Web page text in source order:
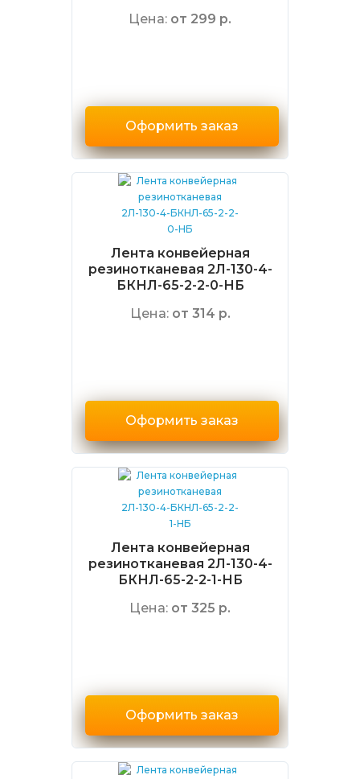
Цена: от 299 р.
Оформить заказ
Лента конвейерная
резинотканевая 2Л-130-4-
БКНЛ-65-2-2-0-НБ
Цена: от 314 р.
Оформить заказ
Лента конвейерная
резинотканевая 2Л-130-4-
БКНЛ-65-2-2-1-НБ
Цена: от 325 р.
Оформить заказ